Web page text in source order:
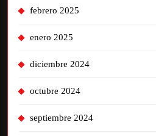
febrero 2025
enero 2025
diciembre 2024
octubre 2024
septiembre 2024